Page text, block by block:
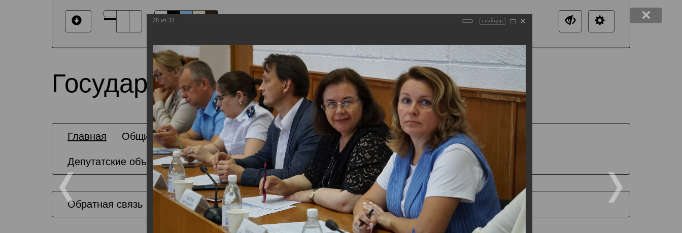
Государственная организация
Главная Общие сведения Депутаты Комитеты График приема Контакты
Депутатские объединения
Обратная связь Карта сайта Поиск Авторизоваться Обычная версия
28 из 31 слайдер